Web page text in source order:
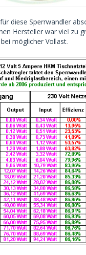
diese Sperrwandler
Hersteller war viel zu
möglicher Vollast.